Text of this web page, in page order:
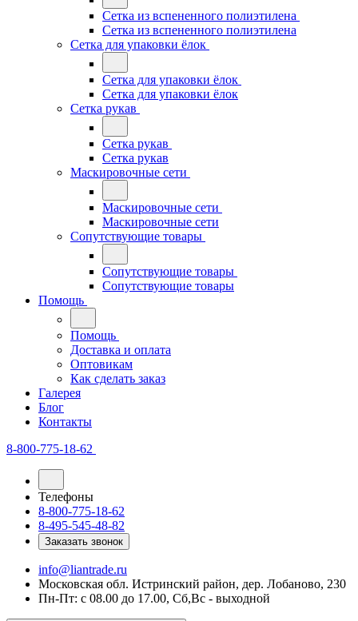
Сетка из вспененного полиэтилена
Сетка из вспененного полиэтилена
Сетка для упаковки ёлок
Сетка для упаковки ёлок
Сетка для упаковки ёлок
Сетка рукав
Сетка рукав
Сетка рукав
Маскировочные сети
Маскировочные сети
Маскировочные сети
Сопутствующие товары
Сопутствующие товары
Сопутствующие товары
Помощь
Помощь
Доставка и оплата
Оптовикам
Как сделать заказ
Галерея
Блог
Контакты
8-800-775-18-62
Телефоны
8-800-775-18-62
8-495-545-48-82
Заказать звонок
info@liantrade.ru
Московская обл. Истринский район, дер. Лобаново, 230
Пн-Пт: c 08.00 до 17.00, Cб,Вс - выходной